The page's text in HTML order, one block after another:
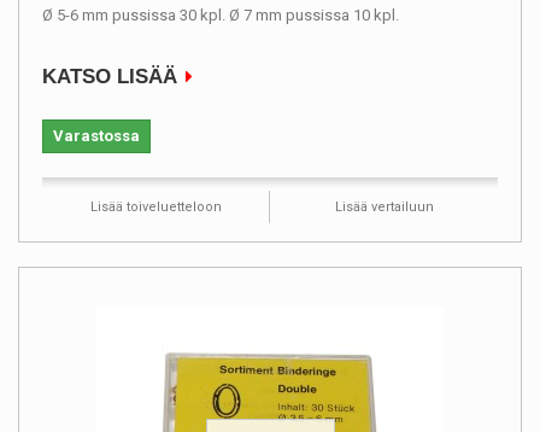
Ø 5-6 mm pussissa 30 kpl. Ø 7 mm pussissa 10 kpl.
KATSO LISÄÄ
Varastossa
Lisää toiveluetteloon Lisää vertailuun